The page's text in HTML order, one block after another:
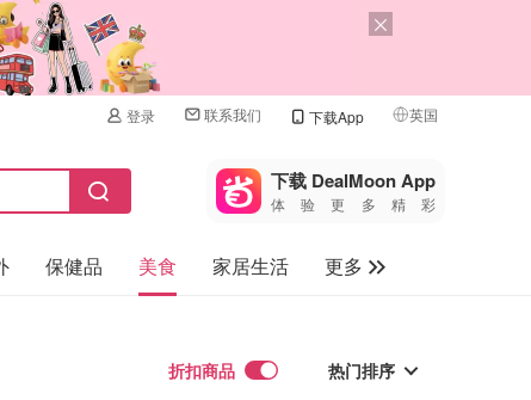
登录 联系我们 下载App 英国
🇺🇸
🇨🇳 中国
🇨🇦加拿大
🇩🇪德国
下载 DealMoon App
体验更多精彩
保健品 美食 家居生活
更多
母婴儿童
热门排序
折扣商品